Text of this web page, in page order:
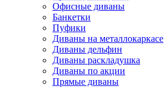
Офисные диваны
Банкетки
Пуфики
Диваны на металлокаркасе
Диваны дельфин
Диваны раскладушка
Диваны по акции
Прямые диваны